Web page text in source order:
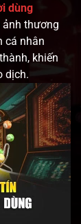
dùng
thương
cá nhân
khiến
dịch.